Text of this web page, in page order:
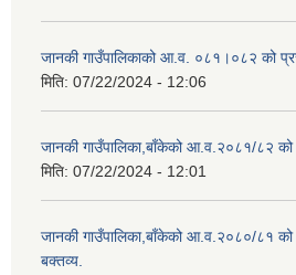
जानकी गाउँपालिकाको आ.व. ०८१।०८२ को
मिति: 07/22/2024 - 12:06
जानकी गाउँपालिका,बाँकेको आ.व.२०८१/८२ को
मिति: 07/22/2024 - 12:01
जानकी गाउँपालिका,बाँकेको आ.व.२०८०/८१ को
बक्तव्य.